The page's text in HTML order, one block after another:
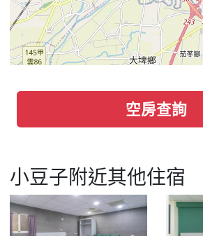
空房查詢
小豆子附近其他住宿